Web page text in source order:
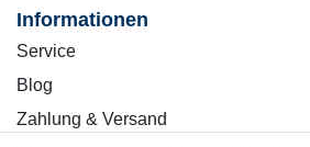
Informationen
Service
Blog
Zahlung & Versand